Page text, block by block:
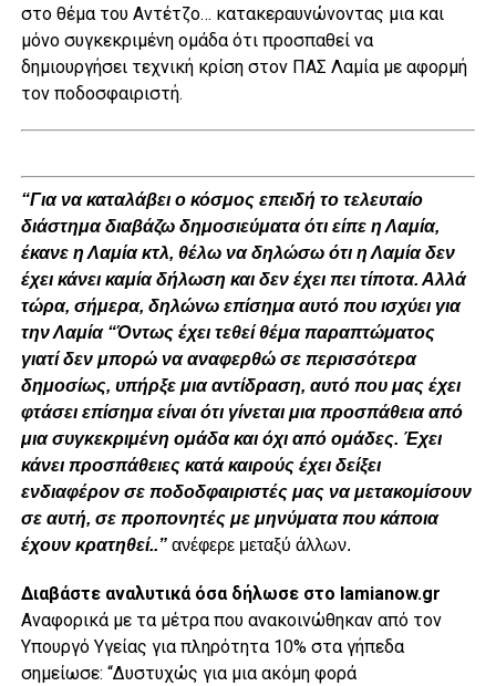
στο θέμα του Αντέτζο… κατακεραυνώνοντας μια και
μόνο συγκεκριμένη ομάδα ότι προσπαθεί να
δημιουργήσει τεχνική κρίση στον ΠΑΣ Λαμία με αφορμή
τον ποδοσφαιριστή.
“Για να καταλάβει ο κόσμος επειδή το τελευταίο
διάστημα διαβάζω δημοσιεύματα ότι είπε η Λαμία,
έκανε η Λαμία κτλ, θέλω να δηλώσω ότι η Λαμία δεν
έχει κάνει καμία δήλωση και δεν έχει πει τίποτα. Αλλά
τώρα, σήμερα, δηλώνω επίσημα αυτό που ισχύει για
την Λαμία “Όντως έχει τεθεί θέμα παραπτώματος
γιατί δεν μπορώ να αναφερθώ σε περισσότερα
δημοσίως, υπήρξε μια αντίδραση, αυτό που μας έχει
φτάσει επίσημα είναι ότι γίνεται μια προσπάθεια από
μια συγκεκριμένη ομάδα και όχι από ομάδες. Έχει
κάνει προσπάθειες κατά καιρούς έχει δείξει
ενδιαφέρον σε ποδοδφαιριστές μας να μετακομίσουν
σε αυτή, σε προπονητές με μηνύματα που κάποια
έχουν κρατηθεί..” ανέφερε μεταξύ άλλων.
Διαβάστε αναλυτικά όσα δήλωσε στο lamianow.gr
Αναφορικά με τα μέτρα που ανακοινώθηκαν από τον
Υπουργό Υγείας για πληρότητα 10% στα γήπεδα
σημείωσε: “Δυστυχώς για μια ακόμη φορά